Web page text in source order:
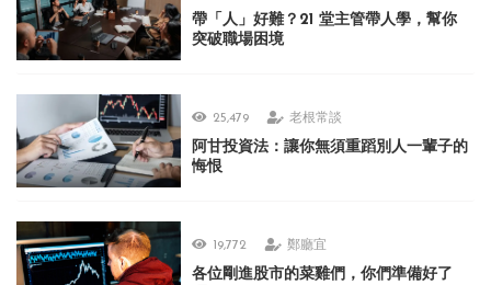
帶「人」好難？21 堂主管帶人學，幫你
突破職場困境
25,479 老根常談
阿甘投資法：讓你無須重蹈別人一輩子的
悔恨
19,772 鄭廳宜
各位剛進股市的菜雞們，你們準備好了